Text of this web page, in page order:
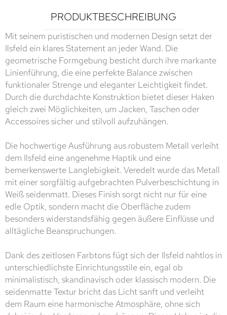
PRODUKTBESCHREIBUNG
Mit seinem puristischen und modernen Design setzt der
Ilsfeld ein klares Statement an jeder Wand. Die
geometrische Formgebung besticht durch ihre markante
Linienführung, die eine perfekte Balance zwischen
funktionaler Strenge und eleganter Leichtigkeit findet.
Durch die durchdachte Konstruktion bietet dieser Haken
gleich zwei Möglichkeiten, um Jacken, Taschen oder
Accessoires sicher und stilvoll aufzuhängen.
Die hochwertige Ausführung aus robustem Metall verleiht
dem Ilsfeld eine angenehme Haptik und eine
bemerkenswerte Langlebigkeit. Veredelt wurde das Metall
mit einer sorgfältig aufgebrachten Pulverbeschichtung in
Weiß seidenmatt. Dieses Finish sorgt nicht nur für eine
edle Optik, sondern macht die Oberfläche zudem
besonders widerstandsfähig gegen äußere Einflüsse und
alltägliche Beanspruchungen.
Dank des zeitlosen Farbtons fügt sich der Ilsfeld nahtlos in
unterschiedlichste Einrichtungsstile ein, egal ob
minimalistisch, skandinavisch oder klassisch modern. Die
seidenmatte Textur bricht das Licht sanft und verleiht
dem Raum eine harmonische Atmosphäre, ohne sich